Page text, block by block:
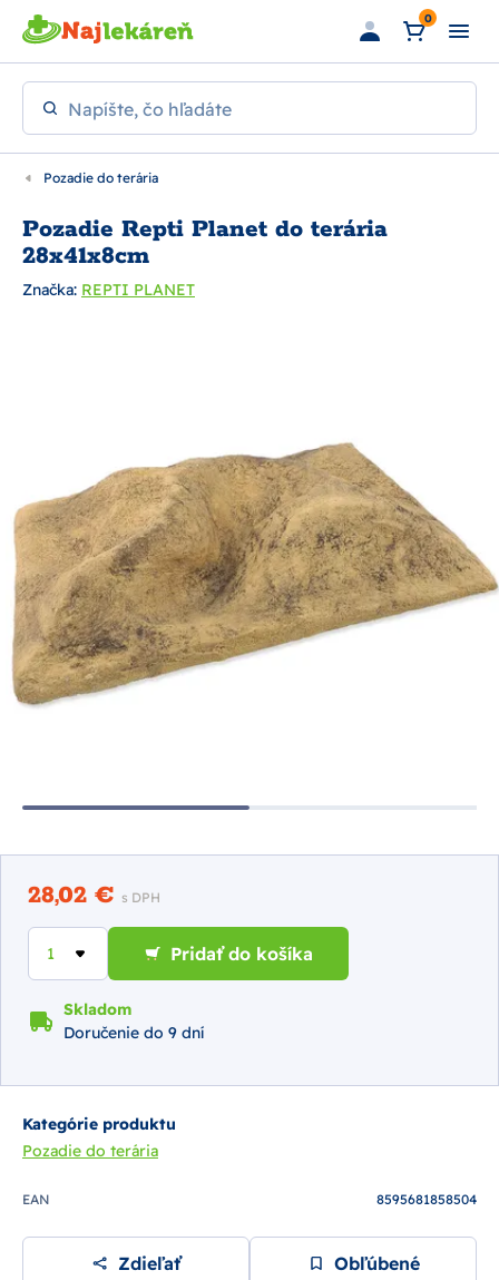
Preskočiť na hlavný obsah 0
Napíšte, čo hľadáte
Pozadie do terária
Pozadie Repti Planet do terária
28x41x8cm
Značka: REPTI PLANET
28,02 € s DPH
Pridať do košíka
Skladom
Doručenie do 9 dní
Kategórie produktu
Pozadie do terária
EAN 8595681858504
Zdieľať Obľúbené